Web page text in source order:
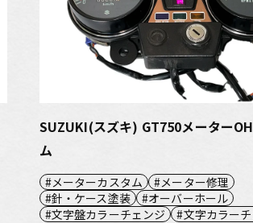
SUZUKI(スズキ) GT750メーター
ム
メーターカスタム
メーター修理
針・ケース塗装
オーバーホール
文字盤カラーチェンジ
文字カラー